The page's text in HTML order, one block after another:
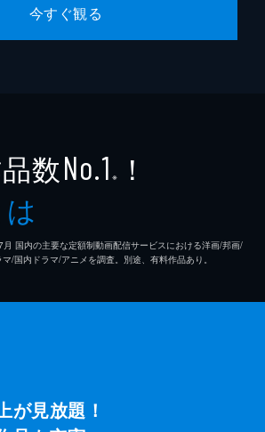
今すぐ観る
数No.1 ※ ！
国内の主要な定額制動画配信サービスにおける洋画/邦画/
/国内ドラマ/アニメを調査。別途、有料作品あり。
が見放題！